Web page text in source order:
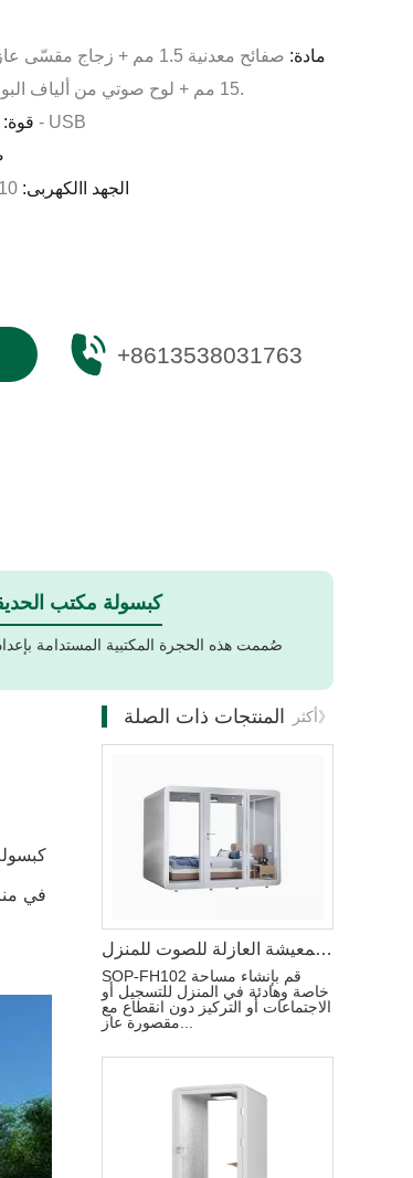
مادة:
صفائح معدنية 1.5 مم +
15 مم + لوح صوتي من ألياف البوليستر + قطن عازل للصوت صديق للبيئة.
قوة: 110 - 240 فولت/50 هرتز و12 فولت - USB
الجهد االكهربى: 110-240 فولت،
+8613538031763
كبسولة مكتب
صُممت هذه الحجرة المكتبية المستدامة
في
المنتجات ذات الصلة أكثر》
كبسولات غرفة المعيشة العازلة للصوت للمنزل
SOP-FH102 قم بإنشاء مساحة
خاصة وهادئة في المنزل للتسجيل أو
الاجتماعات أو التركيز دون انقطاع مع
مقصورة عاز...